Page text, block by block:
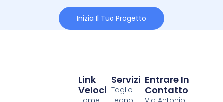
Inizia Il Tuo Progetto
Servizi
Taglio
Legno
Link
Veloci
Home
Entrare In
Contatto
Via Antonio